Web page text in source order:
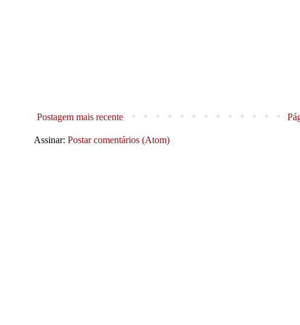
Postagem mais recente
Assinar: Postar comentários (Atom)